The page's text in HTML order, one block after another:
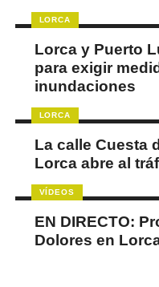
LORCA
Lorca y Puerto
para exigir
inundaciones
LORCA
La calle Cuesta
Lorca abre al
VÍDEOS
EN DIRECTO:
Dolores en